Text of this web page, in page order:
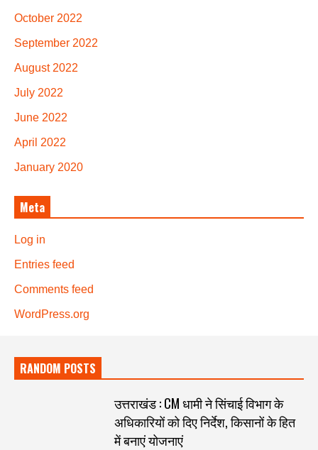
October 2022
September 2022
August 2022
July 2022
June 2022
April 2022
January 2020
Meta
Log in
Entries feed
Comments feed
WordPress.org
RANDOM POSTS
उत्तराखंड : CM धामी ने सिंचाई विभाग के
अधिकारियों को दिए निर्देश, किसानों के हित
में बनाएं योजनाएं